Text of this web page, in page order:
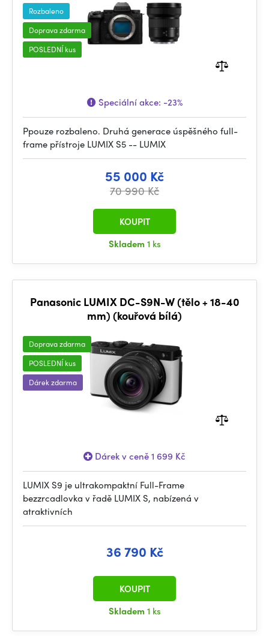
Rozbaleno
Doprava zdarma
POSLEDNÍ kus
Speciální akce: -23%
Ppouze rozbaleno. Druhá generace úspěšného full-
frame přístroje LUMIX S5 -- LUMIX
55 000 Kč
70 990 Kč
Skladem1 ks
KOUPIT
Panasonic LUMIX DC-S9N-W (tělo + 18-40
mm) (kouřová bílá)
Doprava zdarma
POSLEDNÍ kus
Dárek zdarma
Dárek v ceně 1 699 Kč
LUMIX S9 je ultrakompaktní Full-Frame
bezzrcadlovka v řadě LUMIX S, nabízená v
atraktivních
36 790 Kč
Skladem1 ks
KOUPIT